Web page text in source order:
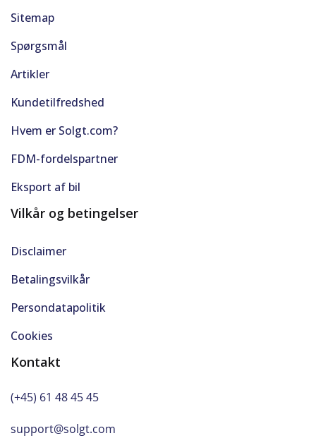
Sitemap
Spørgsmål
Artikler
Kundetilfredshed
Hvem er Solgt.com?
FDM-fordelspartner
Eksport af bil
Vilkår og betingelser
Disclaimer
Betalingsvilkår
Persondatapolitik
Cookies
Kontakt
(+45) 61 48 45 45
support@solgt.com